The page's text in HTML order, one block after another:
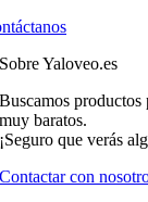
Sobre Yaloveo.es
Buscamos productos
muy baratos.
¡Seguro que verás
Contactar con